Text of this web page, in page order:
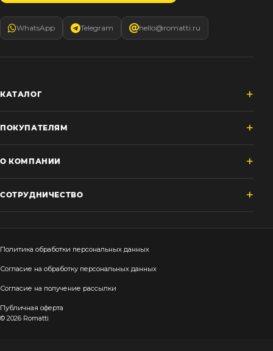
WhatsApp Telegram hello@romatti.ru
КАТАЛОГ
ПОКУПАТЕЛЯМ
О КОМПАНИИ
СОТРУДНИЧЕСТВО
Политика обработки персональных данных
Согласие на обработку персональных данных
Согласие на получение рассылки
Публичная оферта
© 2026 Romatti